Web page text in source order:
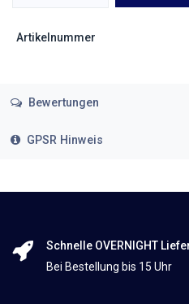
Artikelnummer
Bewertungen
GPSR Hinweis
Schnelle OVERNIGHT
Bei Bestellung bis 15 Uhr